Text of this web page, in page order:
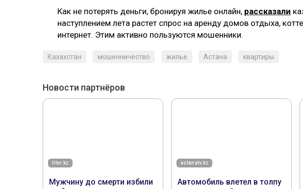
Как не потерять деньги, бронируя жилье онлайн, рассказали
наступлением лета растет спрос на аренду домов отдыха,
интернет. Этим активно пользуются мошенники.
Казахстан мошенничество жилье Астана квартиры